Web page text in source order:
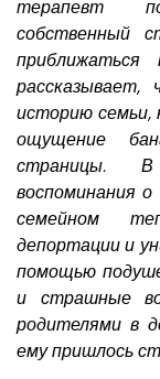
терапевт
собственный
историю
ощущение
страницы.
воспоминания
семейном
депортации и
помощью
и страшные
родителями в
ему пришлось